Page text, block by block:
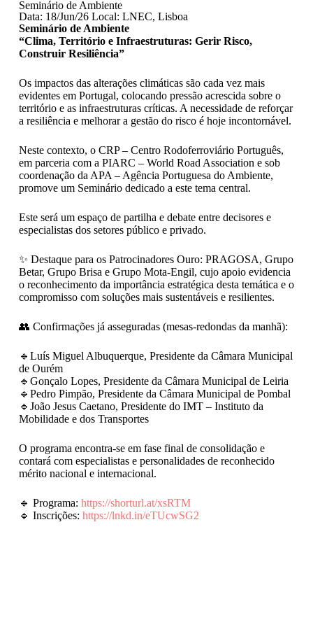
Seminário de Ambiente
Data: 18/Jun/26 Local: LNEC, Lisboa
Seminário de Ambiente
“Clima, Território e Infraestruturas: Gerir Risco,
Construir Resiliência”
Os impactos das alterações climáticas são cada vez mais
evidentes em Portugal, colocando pressão acrescida sobre o
território e as infraestruturas críticas. A necessidade de reforçar
a resiliência e melhorar a gestão do risco é hoje incontornável.
Neste contexto, o CRP – Centro Rodoferroviário Português,
em parceria com a PIARC – World Road Association e sob
coordenação da APA – Agência Portuguesa do Ambiente,
promove um Seminário dedicado a este tema central.
Este será um espaço de partilha e debate entre decisores e
especialistas dos setores público e privado.
✨ Destaque para os Patrocinadores Ouro: PRAGOSA, Grupo
Betar, Grupo Brisa e Grupo Mota-Engil, cujo apoio evidencia
o reconhecimento da importância estratégica desta temática e o
compromisso com soluções mais sustentáveis e resilientes.
👥 Confirmações já asseguradas (mesas-redondas da manhã):
🔹Luís Miguel Albuquerque, Presidente da Câmara Municipal
de Ourém
🔹Gonçalo Lopes, Presidente da Câmara Municipal de Leiria
🔹Pedro Pimpão, Presidente da Câmara Municipal de Pombal
🔹João Jesus Caetano, Presidente do IMT – Instituto da
Mobilidade e dos Transportes
O programa encontra-se em fase final de consolidação e
contará com especialistas e personalidades de reconhecido
mérito nacional e internacional.
🔹 Programa: https://shorturl.at/xsRTM
🔹 Inscrições: https://lnkd.in/eTUcwSG2